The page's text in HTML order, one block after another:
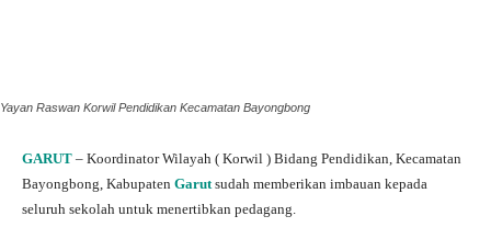
Yayan Raswan Korwil Pendidikan Kecamatan Bayongbong
GARUT – Koordinator Wilayah ( Korwil ) Bidang Pendidikan, Kecamatan
Bayongbong, Kabupaten Garutsudah memberikan imbauan kepada
seluruh sekolah untuk menertibkan pedagang.